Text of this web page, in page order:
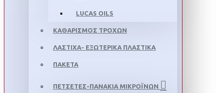
LUCAS OILS
ΚΑΘΑΡΙΣΜΟΣ ΤΡΟΧΩΝ
ΛΑΣΤΙΧΑ- ΕΞΩΤΕΡΙΚΑ ΠΛΑΣΤΙΚΑ
ΠΑΚΕΤΑ
ΠΕΤΣΕΤΕΣ-ΠΑΝΑΚΙΑ ΜΙΚΡΟΪΝΩΝ